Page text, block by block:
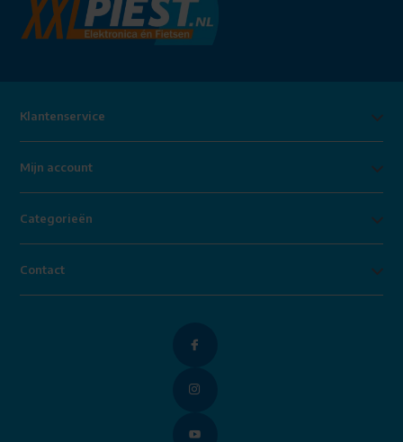
Klantenservice
Mijn account
Categorieën
Contact